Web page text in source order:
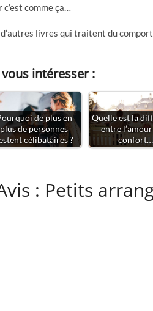
comme ça…
livres qui traitent du
intéresser :
de plus en
plus de personnes
célibataires ?
Quelle est la
entre
confort…
: Petits